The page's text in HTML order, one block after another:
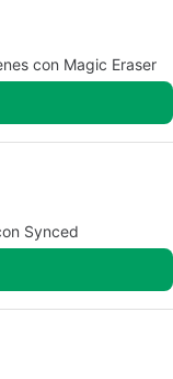
con Magic Eraser
Synced